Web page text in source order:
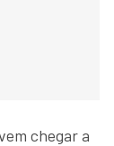
chegar a